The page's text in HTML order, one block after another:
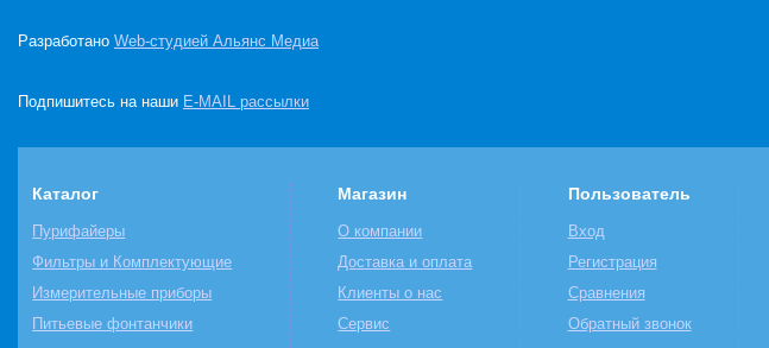
Разработано Web-студией Альянс Медиа
Подпишитесь на наши E-MAIL рассылки
Каталог
Пурифайеры
Фильтры и Комплектующие
Измерительные приборы
Питьевые фонтанчики
Магазин
О компании
Доставка и оплата
Клиенты о нас
Сервис
Пользователь
Вход
Регистрация
Сравнения
Обратный звонок